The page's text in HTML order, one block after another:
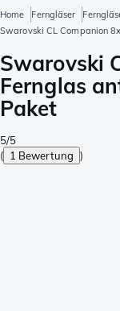
Home Ferngläser
Swarovski CL Companion
Swarovski
Fernglas
Paket
5/5
( 1 Bewertung )